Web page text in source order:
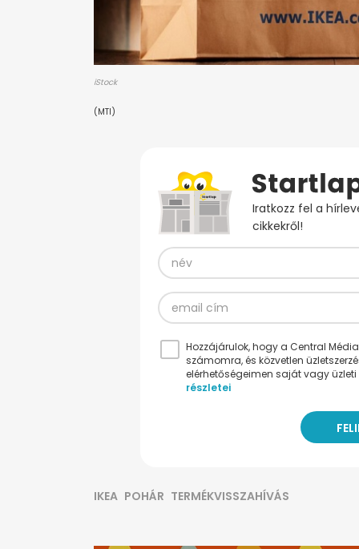
iStock
(MTI)
Iratkozz fel a
cikkekről!
Hozzájárulok, hogy a Central
számomra, és közvetlen
elérhetőségeimen saját vagy
részletei
IKEA POHÁR TERMÉKVISSZAHÍVÁS